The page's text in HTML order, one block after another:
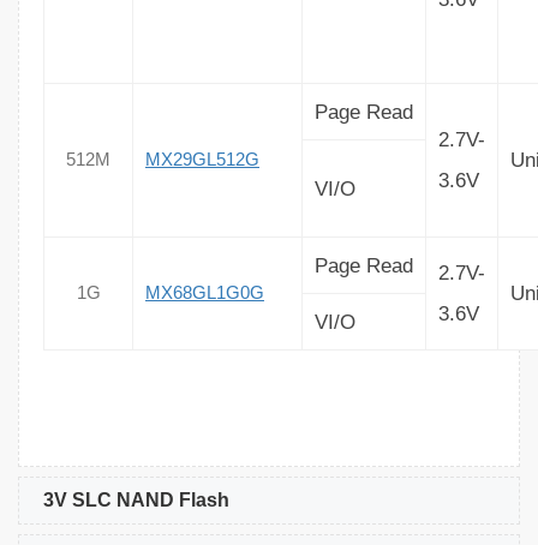
512M MX29GL512G
Page Read
2.7V-
3.6V
VI/O
1G MX68GL1G0G
Page Read
2.7V-
3.6V
VI/O
3V SLC NAND Flash